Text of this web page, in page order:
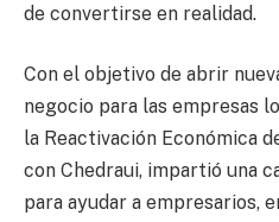
de convertirse en realidad.
Con el objetivo de abrir
negocio para las empresas
la Reactivación Económica
con Chedraui, impartió una
para ayudar a empresarios,